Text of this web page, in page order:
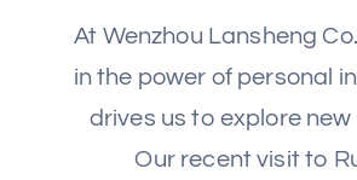
At Wenzhou Lansheng
in the power of personal
drives us to explore new
Our recent visit to